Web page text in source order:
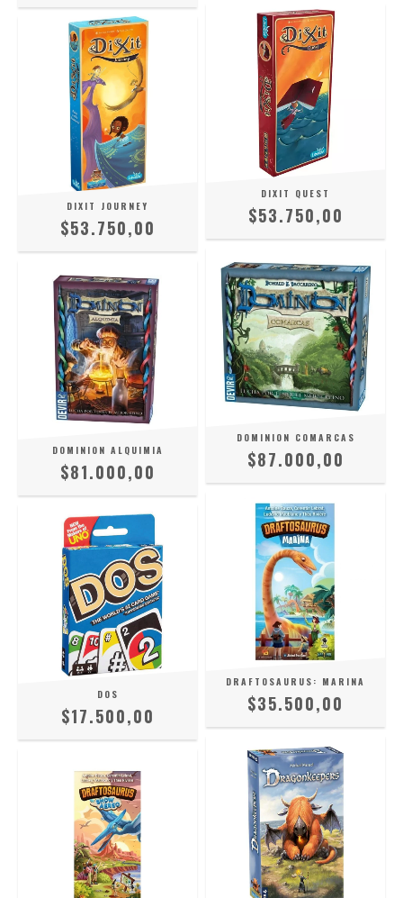
DIXIT JOURNEY
$53.750,00
DIXIT QUEST
$53.750,00
DOMINION ALQUIMIA
$81.000,00
DOMINION COMARCAS
$87.000,00
DOS
$17.500,00
DRAFTOSAURUS: MARINA
$35.500,00